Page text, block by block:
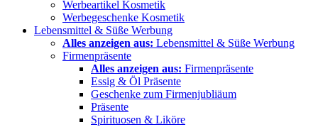
Werbeartikel Kosmetik
Werbegeschenke Kosmetik
Lebensmittel & Süße Werbung
Alles anzeigen aus: Lebensmittel & Süße Werbung
Firmenpräsente
Alles anzeigen aus: Firmenpräsente
Essig & Öl Präsente
Geschenke zum Firmenjubliäum
Präsente
Spirituosen & Liköre